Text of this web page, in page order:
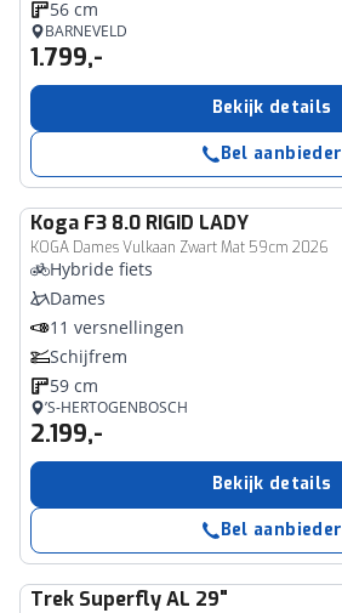
56 cm
BARNEVELD
1.799,-
Bekijk details
Bel aanbieder
Koga F3 8.0 RIGID LADY
KOGA Dames Vulkaan Zwart Mat 59cm 2026
Hybride fiets
Dames
11 versnellingen
Schijfrem
59 cm
’S-HERTOGENBOSCH
2.199,-
Bekijk details
Bel aanbieder
Trek Superfly AL 29"